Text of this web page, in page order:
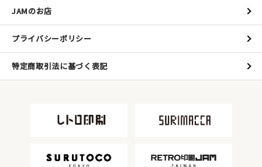
JAMのお店
プライバシーポリシー
特定商取引法に基づく表記